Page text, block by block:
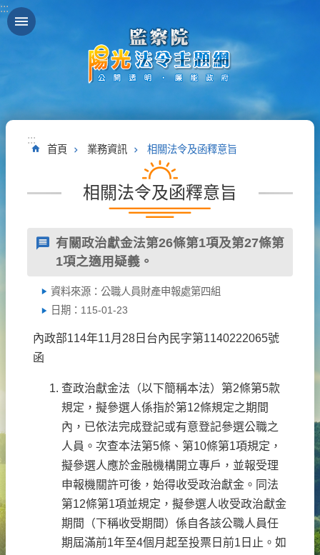
跳到主要內容區塊
:::
:::
首頁 業務資訊 相關法令及函釋意旨
相關法令及函釋意旨
有關政治獻金法第26條第1項及第27條第
1項之適用疑義。
資料來源：公職人員財產申報處第四組
日期：115-01-23
內政部114年11月28日台內民字第1140222065號
函
查政治獻金法（以下簡稱本法）第2條第5款
規定，擬參選人係指於第12條規定之期間
內，已依法完成登記或有意登記參選公職之
人員。次查本法第5條、第10條第1項規定，
擬參選人應於金融機構開立專戶，並報受理
申報機關許可後，始得收受政治獻金。同法
第12條第1項並規定，擬參選人收受政治獻金
期間（下稱收受期間）係自各該公職人員任
期屆滿前1年至4個月起至投票日前1日止。如